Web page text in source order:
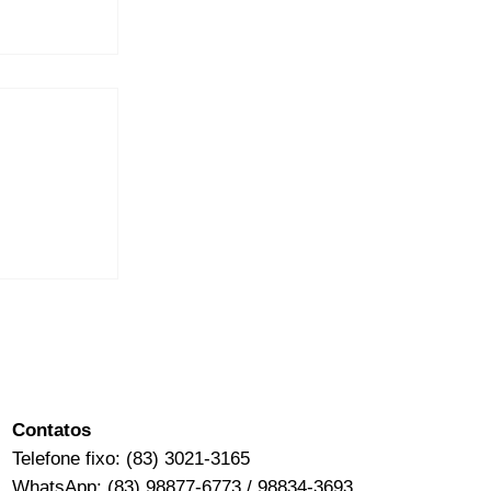
​​Contatos
Telefone fixo: (83) 3021-3165